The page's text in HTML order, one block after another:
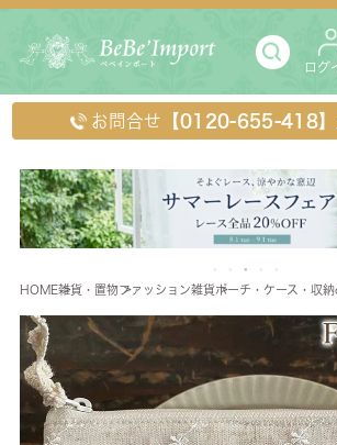
ログ
お問合せ 【0120-655-418】
HOME雑貨・置物ファッション雑貨ポーチ・ケース・収納